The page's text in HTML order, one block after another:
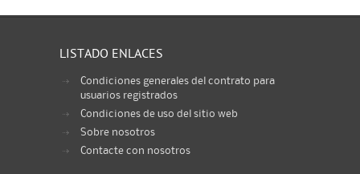
LISTADO ENLACES
Condiciones generales del contrato para
usuarios registrados
Condiciones de uso del sitio web
Sobre nosotros
Contacte con nosotros